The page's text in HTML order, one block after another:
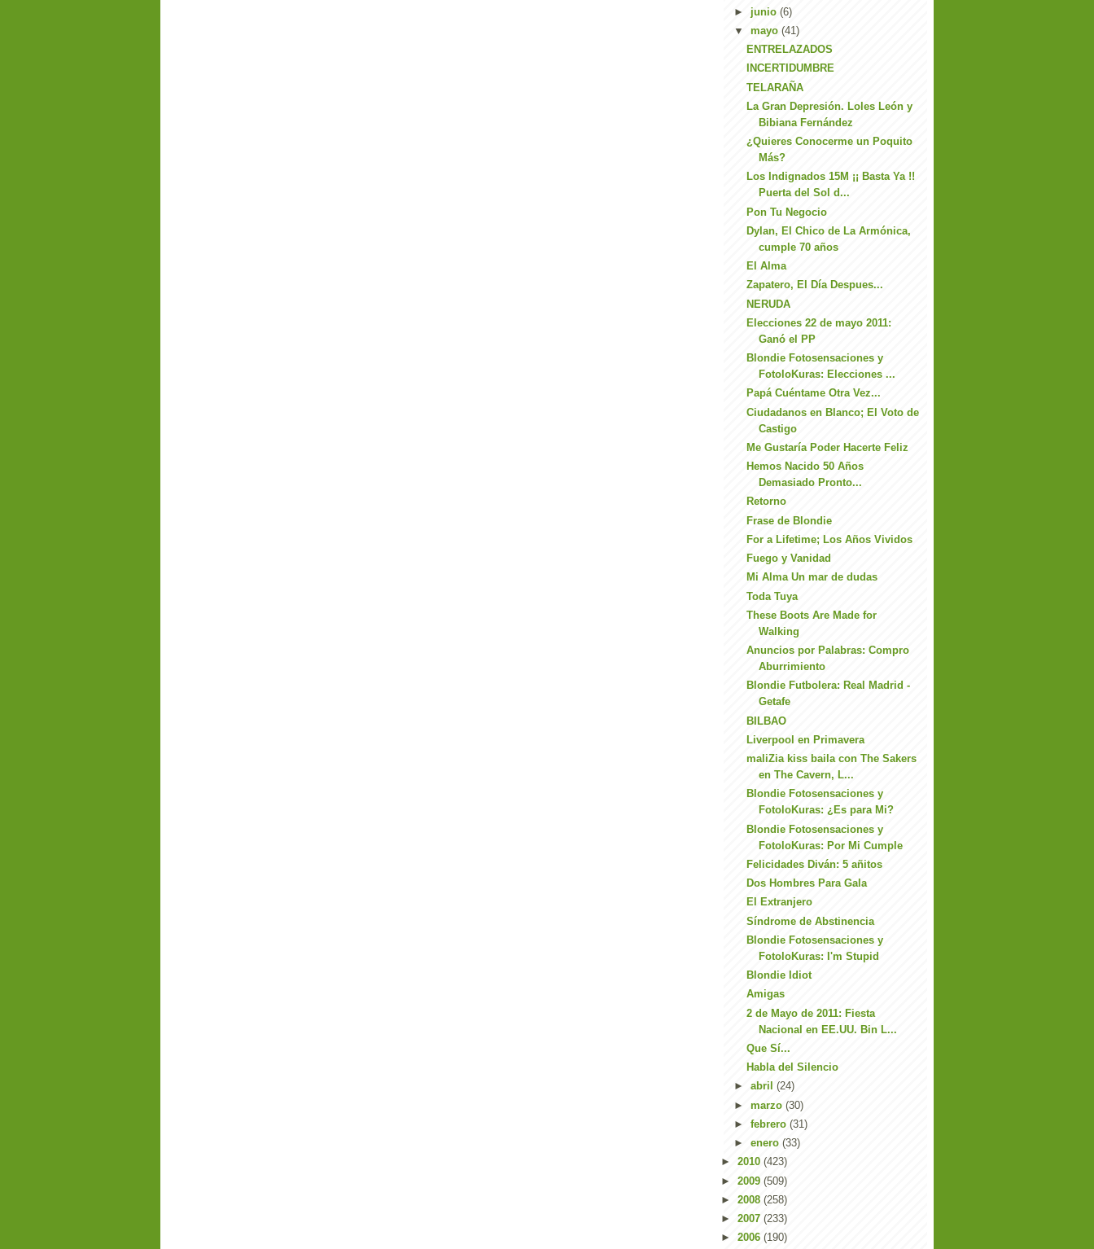
► junio (6)
▼ mayo (41)
ENTRELAZADOS
INCERTIDUMBRE
TELARAÑA
La Gran Depresión. Loles León y
Bibiana Fernández
¿Quieres Conocerme un Poquito
Más?
Los Indignados 15M ¡¡ Basta Ya !!
Puerta del Sol d...
Pon Tu Negocio
Dylan, El Chico de La Armónica,
cumple 70 años
El Alma
Zapatero, El Día Despues...
NERUDA
Elecciones 22 de mayo 2011:
Ganó el PP
Blondie Fotosensaciones y
FotoloKuras: Elecciones ...
Papá Cuéntame Otra Vez...
Ciudadanos en Blanco; El Voto de
Castigo
Me Gustaría Poder Hacerte Feliz
Hemos Nacido 50 Años
Demasiado Pronto...
Retorno
Frase de Blondie
For a Lifetime; Los Años Vividos
Fuego y Vanidad
Mi Alma Un mar de dudas
Toda Tuya
These Boots Are Made for
Walking
Anuncios por Palabras: Compro
Aburrimiento
Blondie Futbolera: Real Madrid -
Getafe
BILBAO
Liverpool en Primavera
maliZia kiss baila con The Sakers
en The Cavern, L...
Blondie Fotosensaciones y
FotoloKuras: ¿Es para Mi?
Blondie Fotosensaciones y
FotoloKuras: Por Mi Cumple
Felicidades Diván: 5 añitos
Dos Hombres Para Gala
El Extranjero
Síndrome de Abstinencia
Blondie Fotosensaciones y
FotoloKuras: I'm Stupid
Blondie Idiot
Amigas
2 de Mayo de 2011: Fiesta
Nacional en EE.UU. Bin L...
Que Sí...
Habla del Silencio
► abril (24)
► marzo (30)
► febrero (31)
► enero (33)
► 2010 (423)
► 2009 (509)
► 2008 (258)
► 2007 (233)
► 2006 (190)